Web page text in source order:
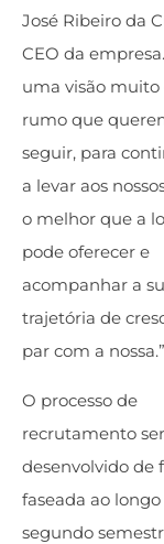
José Ribeiro da
CEO da
uma visão muito
rumo que
seguir, para
a levar aos
o melhor que a
pode oferecer e
acompanhar a
trajetória de
par com a nossa.”
O processo de
recrutamento
desenvolvido de
faseada ao
segundo